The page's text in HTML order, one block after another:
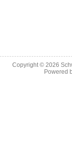
Copyright © 2026
Powered